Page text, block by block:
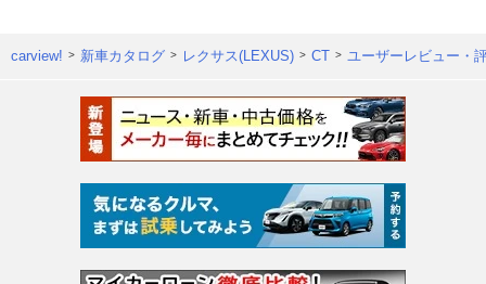
carview! 新車カタログ レクサス(LEXUS) CT ユーザーレビュー・